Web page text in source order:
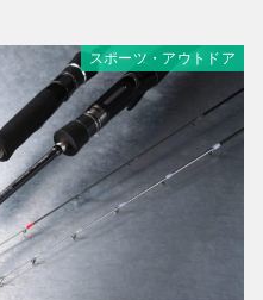
スポーツ・アウトドア